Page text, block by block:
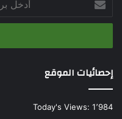
بريدك
الإلكتروني
إحصائيات الموقع
Today's Views: 1٬984